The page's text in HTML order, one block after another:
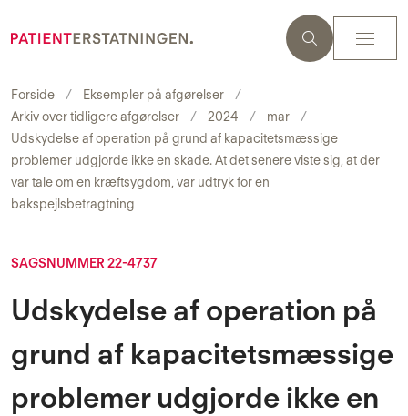
Forside
Eksempler på afgørelser
Arkiv over tidligere afgørelser
2024
mar
Udskydelse af operation på grund af kapacitetsmæssige
problemer udgjorde ikke en skade. At det senere viste sig, at der
var tale om en kræftsygdom, var udtryk for en
bakspejlsbetragtning
SAGSNUMMER 22-4737
Udskydelse af operation på
grund af kapacitetsmæssige
problemer udgjorde ikke en